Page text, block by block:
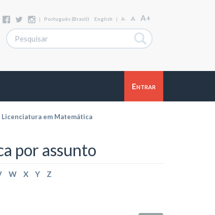
| Português (Brasil) English | A- A A+
Entrar
Licenciatura em Matemática
por assunto
W X Y Z